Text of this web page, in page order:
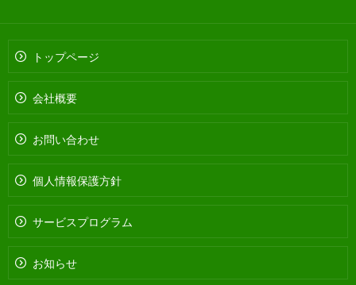
トップページ
会社概要
お問い合わせ
個人情報保護方針
サービスプログラム
お知らせ